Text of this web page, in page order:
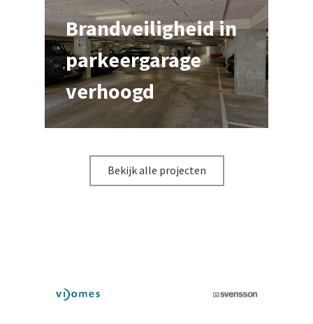
Brandveiligheid in
parkeergarage
verhoogd
Bekijk alle projecten